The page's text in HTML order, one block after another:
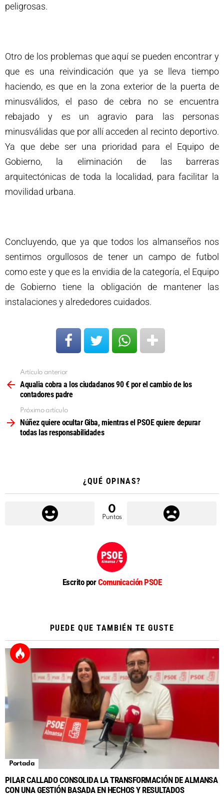
peligrosas.
Otro de los problemas que aquí se pueden encontrar y
que es una reivindicación que ya se lleva tiempo
haciendo, es que en la zona exterior de la puerta de
minusválidos, el paso de cebra no se encuentra
rebajado y es un agravio para las personas
minusválidas que por allí acceden al recinto deportivo.
Ya que debe ser una prioridad para el Equipo de
Gobierno, la eliminación de las barreras
arquitectónicas de toda la localidad, para facilitar la
movilidad urbana.
Concluyendo, que ya que todos los almanseños nos
sentimos orgullosos de tener un campo de futbol
como este y que es la envidia de la categoría, el Equipo
de Gobierno tiene la obligación de mantener las
instalaciones y alrededores cuidados.
más
Artículo anterior
Aqualia cobra a los ciudadanos 90 € por el cambio de los
contadores padre
Próximo artículo
Núñez quiere ocultar Giba, mientras el PSOE quiere depurar
todas las responsabilidades
¿QUÉ OPINAS?
0
Puntos
Escrito porComunicación PSOE
PUEDE QUE TAMBIÉN TE GUSTE
Portada
PILAR CALLADO CONSOLIDA LA TRANSFORMACIÓN DE ALMANSA
CON UNA GESTIÓN BASADA EN HECHOS Y RESULTADOS